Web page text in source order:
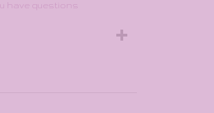
have questions